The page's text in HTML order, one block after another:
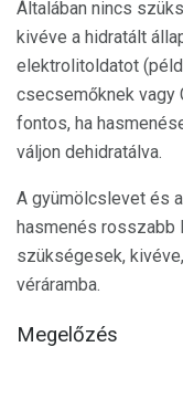
Általában nincs
kivéve a hidratált
elektrolitoldatot
csecsemőknek vagy
fontos, ha
váljon dehidratálva.
A gyümölcslevet és
hasmenés rosszabb
szükségesek,
véráramba.
Megelőzés